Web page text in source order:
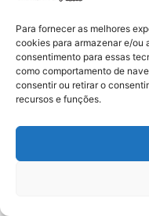
Para fornecer as melhores
cookies para armazenar e/ou
consentimento para essas
como comportamento de
consentir ou retirar o
recursos e funções.
Brasil: Policia
753 casos
antes das